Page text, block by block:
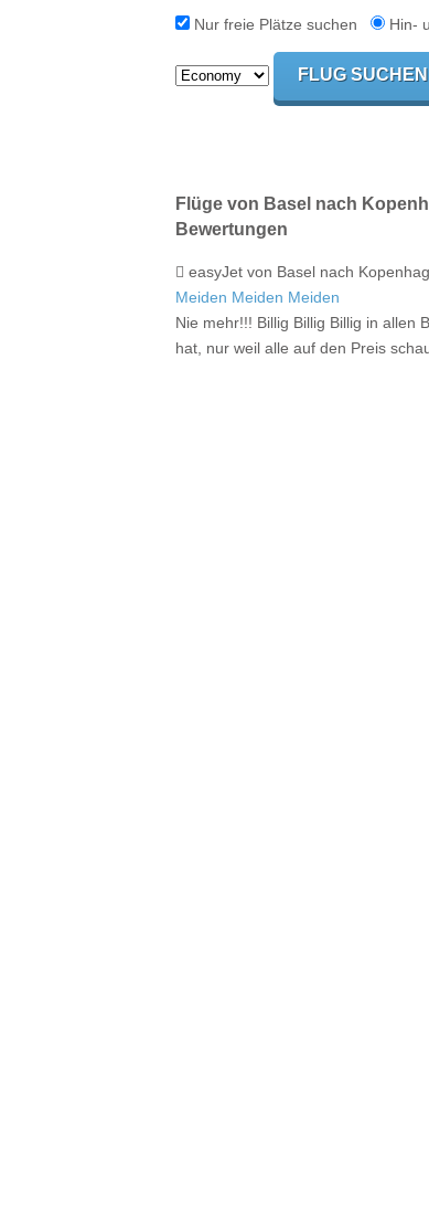
Nur freie Plätze suchen Hin-
Flüge von Basel nach
Bewertungen
easyJet von Basel nach
Meiden Meiden Meiden
Nie mehr!!! Billig Billig Billig in allen
hat, nur weil alle auf den Preis